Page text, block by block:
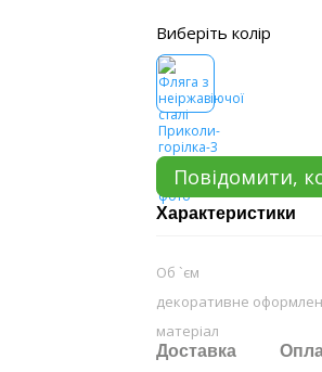
Виберіть колір
Повідомити,
Характеристики
Об `єм
декоративне
матеріал
Доставка